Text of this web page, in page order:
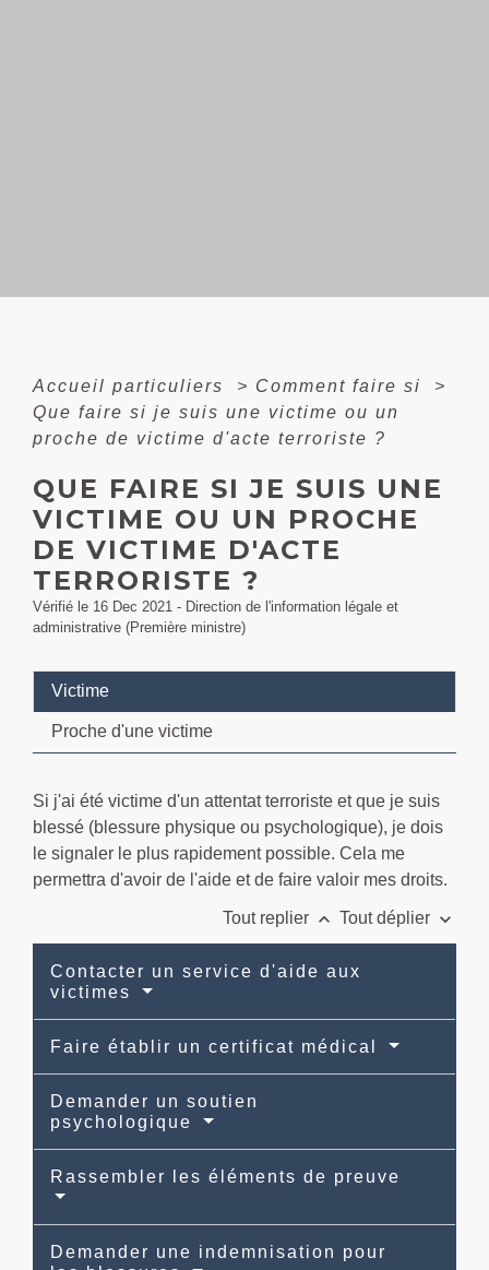
Accueil particuliers > Comment faire si
>
Que faire si je suis une victime ou un
proche de victime d'acte terroriste ?
QUE FAIRE SI JE SUIS UNE
VICTIME OU UN PROCHE
DE VICTIME D'ACTE
TERRORISTE ?
Vérifié le 16 Dec 2021 - Direction de l'information légale et
administrative (Première ministre)
Victime
Proche d'une victime
Si j'ai été victime d'un attentat terroriste et que je suis
blessé (blessure physique ou psychologique), je dois
le signaler le plus rapidement possible. Cela me
permettra d'avoir de l'aide et de faire valoir mes droits.
Tout replier keyboard_arrow_up Tout déplier keyboard_arrow_down
Contacter un service d'aide aux
victimes
Faire établir un certificat médical
Demander un soutien
psychologique
Rassembler les éléments de preuve
Demander une indemnisation pour